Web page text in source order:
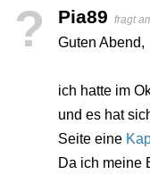
? Pia89 fragt
Guten Abend,
ich hatte im
und es hat
Seite eine
Da ich meine